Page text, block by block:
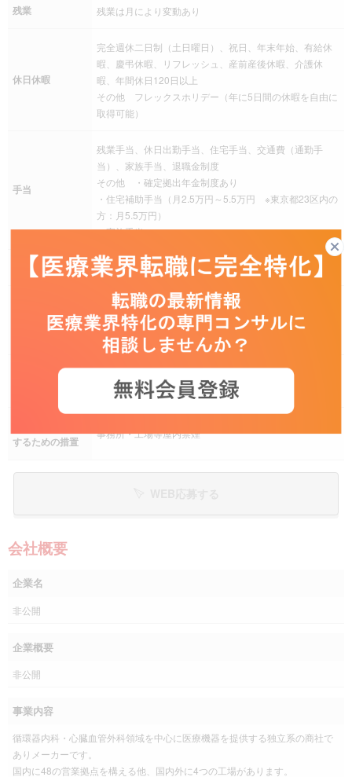
残業 残業は月により変動あり
休日休暇
完全週休二日制（土日曜日）、祝日、年末年始、有給休
暇、慶弔休暇、リフレッシュ、産前産後休暇、介護休
暇、年間休日120日以上
その他 フレックスホリデー（年に5日間の休暇を自由に
取得可能）
手当
残業手当、休日出勤手当、住宅手当、交通費（通勤手
当）、家族手当、退職金制度
その他 ・確定拠出年金制度あり
・住宅補助手当（月2.5万円～5.5万円 ※東京都23区内の
方：月5.5万円）
・家族手当
社会保険 健康保険、厚生年金保険、雇用保険、労災保険
福利厚生
育児支援制度、事業所に託児施設有り、介護支援制度、
従業員持株会、財形貯蓄、慶弔災害見舞金制度、福利厚
生サービス加入
埼玉県戸田市
JR埼京線「戸田公園駅」徒歩11分
するための措置
事務所・工場等屋内禁煙
会社概要
企業名
非公開
企業概要
非公開
事業内容
循環器内科・心臓血管外科領域を中心に医療機器を提供する独立系の商社で
ありメーカーです。
国内に48の営業拠点を構える他、国内外に4つの工場があります。